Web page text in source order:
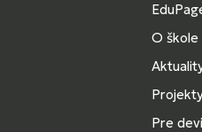
O škole
Pre